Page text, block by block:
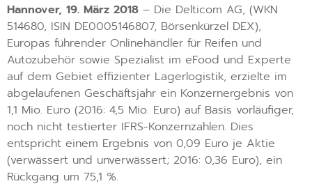
Hannover, 19. März 2018 – Die Delticom AG, (WKN
514680, ISIN DE0005146807, Börsenkürzel DEX),
Europas führender Onlinehändler für Reifen und
Autozubehör sowie Spezialist im eFood und Experte
auf dem Gebiet effizienter Lagerlogistik, erzielte im
abgelaufenen Geschäftsjahr ein Konzernergebnis von
1,1 Mio. Euro (2016: 4,5 Mio. Euro) auf Basis vorläufiger,
noch nicht testierter IFRS-Konzernzahlen. Dies
entspricht einem Ergebnis von 0,09 Euro je Aktie
(verwässert und unverwässert; 2016: 0,36 Euro), ein
Rückgang um 75,1 %.